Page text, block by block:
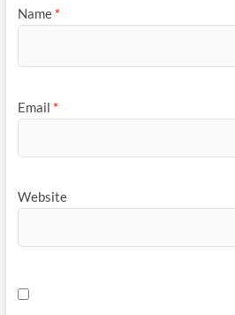
Name *
Email *
Website